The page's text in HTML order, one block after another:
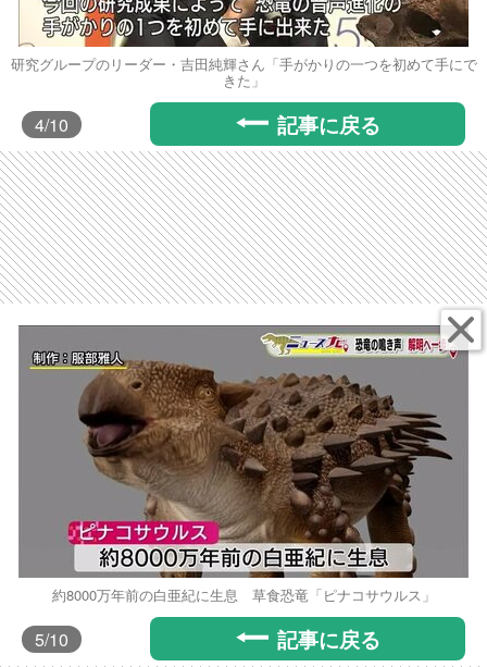
研究グループのリーダー・吉田純輝さん「手がかりの一つを初めて手にで
きた」
4/10 記事に戻る
約8000万年前の白亜紀に生息 草食恐竜「ピナコサウルス」
5/10 記事に戻る